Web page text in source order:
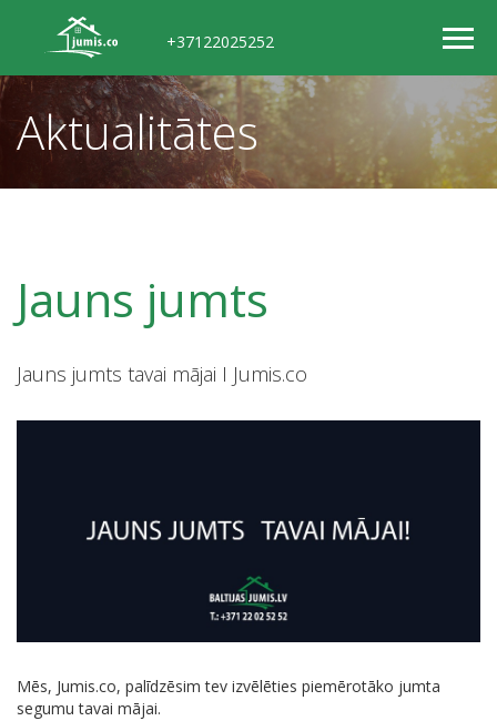
+37122025252
Aktualitātes
Jauns jumts
Jauns jumts tavai mājai I Jumis.co
Mēs, Jumis.co, palīdzēsim tev izvēlēties piemērotāko jumta
segumu tavai mājai.